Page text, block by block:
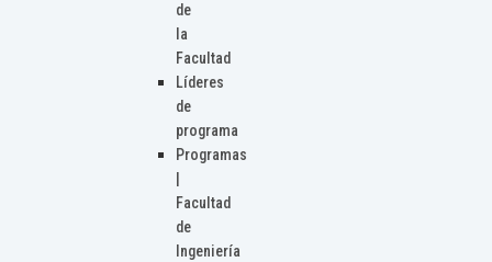
de
la
Facultad
Líderes
de
programa
Programas
Facultad
de
Ingeniería